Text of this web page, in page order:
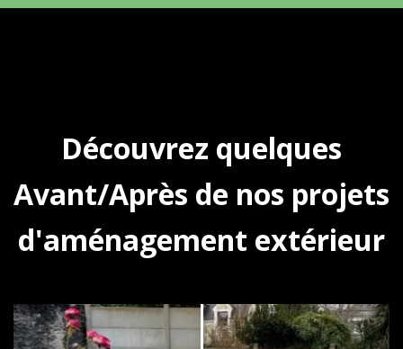
Découvrez quelques
Avant/Après de nos projets
d'aménagement extérieur